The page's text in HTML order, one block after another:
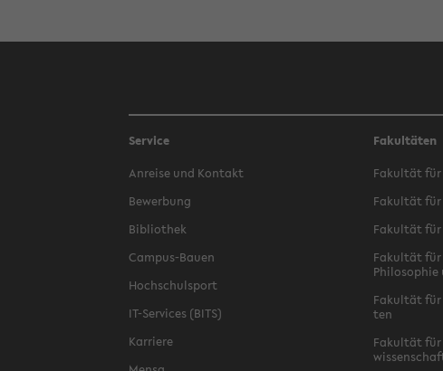
Service
An­rei­se und Kon­takt
Be­wer­bung
Bi­blio­thek
Campus-​Bauen
Hoch­schul­sport
IT-​Services (BITS)
Kar­rie­re
Fakultäten
Fa­kul­tät
Fa­kul­tät für
Fa­kul­tät für
Fa­kul­tät für
Phi­lo­so­phie
Fa­kul­tät für
ten
Fa­kul­tät